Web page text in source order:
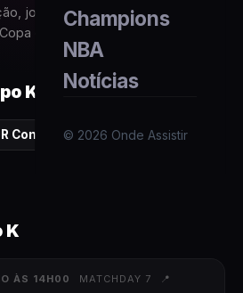
Champions
NBA
Notícias
© 2026 Onde Assistir
jogos, placares e artilheiros do
do Mundo FIFA 2026.
K
Congo Uzbequistão
K
ÀS 14H00 MATCHDAY 7
📍